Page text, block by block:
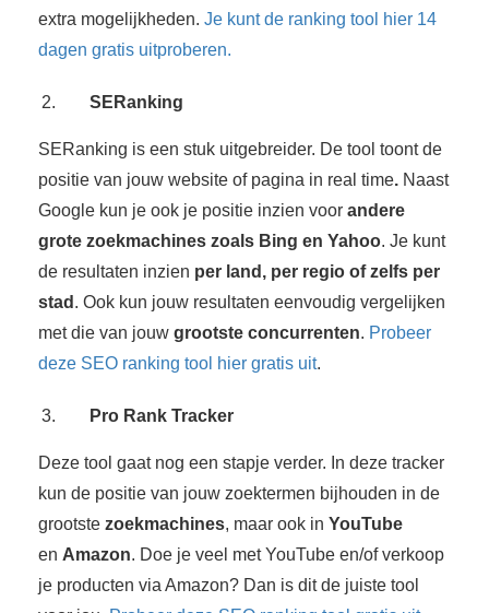
extra mogelijkheden. Je kunt de ranking tool hier 14
dagen gratis uitproberen.
SERanking
SERanking is een stuk uitgebreider. De tool toont de
positie van jouw website of pagina in real time. Naast
Google kun je ook je positie inzien voor andere
grote zoekmachines zoals Bing en Yahoo. Je kunt
de resultaten inzien per land, per regio of zelfs per
stad . Ook kun jouw resultaten eenvoudig vergelijken
met die van jouw grootste concurrenten. Probeer
deze SEO ranking tool hier gratis uit.
Pro Rank Tracker
Deze tool gaat nog een stapje verder. In deze tracker
kun de positie van jouw zoektermen bijhouden in de
grootste zoekmachines, maar ook in YouTube
en Amazon. Doe je veel met YouTube en/of verkoop
je producten via Amazon? Dan is dit de juiste tool